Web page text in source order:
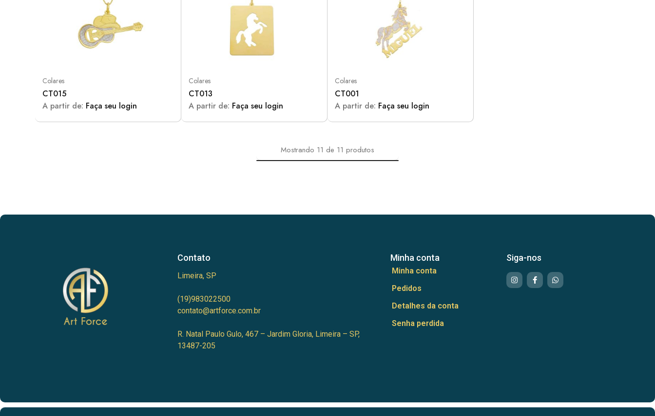
Colares
CT015
A partir de: Faça seu login
Colares
CT013
A partir de: Faça seu login
Colares
CT001
A partir de: Faça seu login
Mostrando 11 de 11 produtos
Contato
Limeira, SP
(19)983022500
contato@artforce.com.br
R. Natal Paulo Gulo, 467 – Jardim Gloria, Limeira – SP,
13487-205
Minha conta
Minha conta
Pedidos
Detalhes da conta
Senha perdida
Siga-nos